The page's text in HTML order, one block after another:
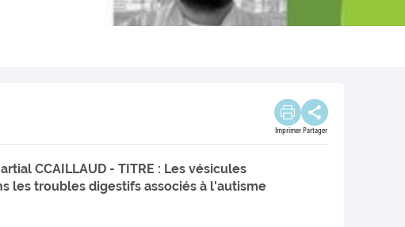
Imprimer Partager
CCAILLAUD - TITRE : Les vésicules
les troubles digestifs associés à l'autisme